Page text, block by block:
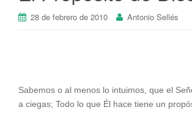
28 de febrero de 2010 Antonio Sellés
Sabemos o al menos lo intuimos, que el
a ciegas; Todo lo que Él hace tiene un